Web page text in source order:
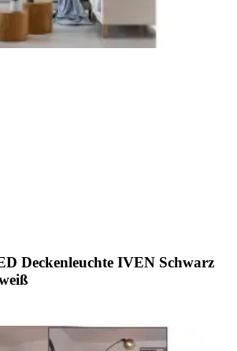
Deckenleuchte IVEN Schwarz